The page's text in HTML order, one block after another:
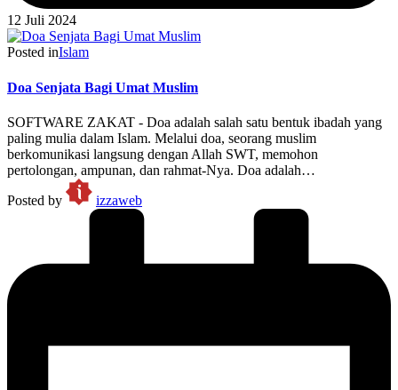
12 Juli 2024
Posted inIslam
Doa Senjata Bagi Umat Muslim
SOFTWARE ZAKAT - Doa adalah salah satu bentuk ibadah yang
paling mulia dalam Islam. Melalui doa, seorang muslim
berkomunikasi langsung dengan Allah SWT, memohon
pertolongan, ampunan, dan rahmat-Nya. Doa adalah…
Posted by
izzaweb